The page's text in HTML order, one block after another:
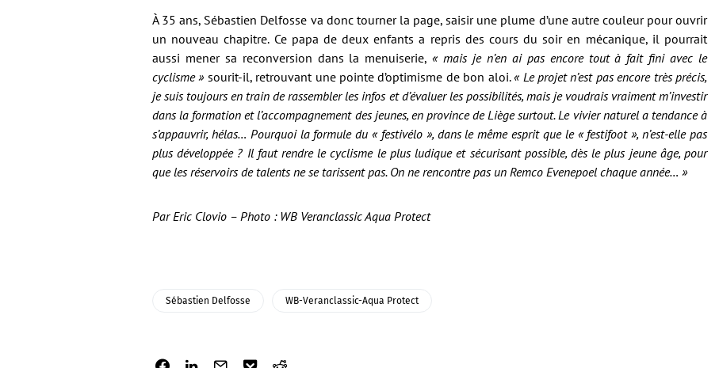
À 35 ans, Sébastien Delfosse va donc tourner la page, saisir une plume d’une autre couleur pour ouvrir
un nouveau chapitre. Ce papa de deux enfants a repris des cours du soir en mécanique, il pourrait
aussi mener sa reconversion dans la menuiserie,« mais je n’en ai pas encore tout à fait fini avec le
cyclisme »sourit-il, retrouvant une pointe d’optimisme de bon aloi.« Le projet n’est pas encore très précis,
je suis toujours en train de rassembler les infos et d’évaluer les possibilités, mais je voudrais vraiment m’investir
dans la formation et l’accompagnement des jeunes, en province de Liège surtout. Le vivier naturel a tendance à
s’appauvrir, hélas… Pourquoi la formule du « festivélo », dans le même esprit que le « festifoot », n’est-elle pas
plus développée ? Il faut rendre le cyclisme le plus ludique et sécurisant possible, dès le plus jeune âge, pour
que les réservoirs de talents ne se tarissent pas. On ne rencontre pas un Remco Evenepoel chaque année… »
Par Eric Clovio – Photo : WB Veranclassic Aqua Protect
Sébastien Delfosse WB-Veranclassic-Aqua Protect